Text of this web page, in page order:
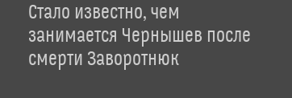
Стало известно, чем
занимается Чернышев после
смерти Заворотнюк